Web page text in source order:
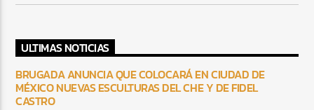
ULTIMAS NOTICIAS
BRUGADA ANUNCIA QUE COLOCARÁ EN CIUDAD DE
MÉXICO NUEVAS ESCULTURAS DEL CHE Y DE FIDEL
CASTRO